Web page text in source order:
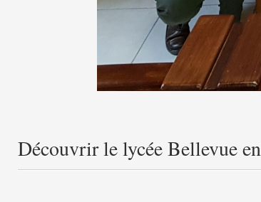
Découvrir le lycée Bellevue